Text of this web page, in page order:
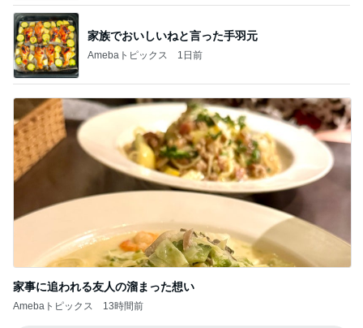
家族でおいしいねと言った手羽元
Amebaトピックス 1日前
家事に追われる友人の溜まった想い
Amebaトピックス 13時間前